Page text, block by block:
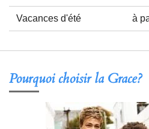
Vacances d'été à
Pourquoi choisir la Grace?